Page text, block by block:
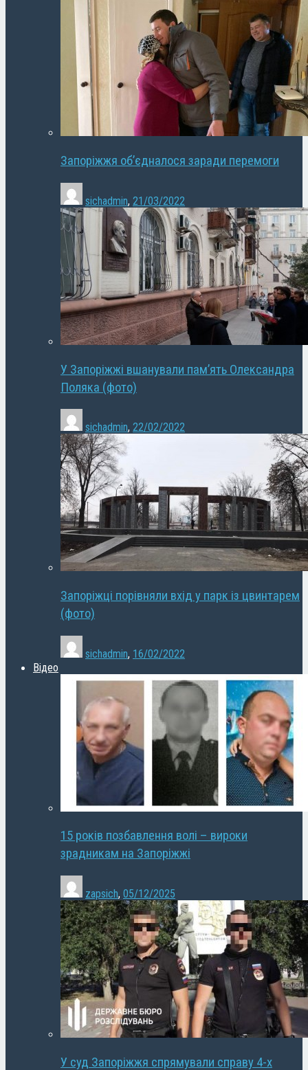
Запоріжжя об’єдналося заради перемоги
sichadmin, 21/03/2022
У Запоріжжі вшанували пам’ять Олександра
Поляка (фото)
sichadmin, 22/02/2022
Запоріжці порівняли вхід у парк із цвинтарем
(фото)
sichadmin, 16/02/2022
Відео
15 років позбавлення волі – вироки
зрадникам на Запоріжжі
zapsich, 05/12/2025
У суд Запоріжжя спрямували справу 4-х